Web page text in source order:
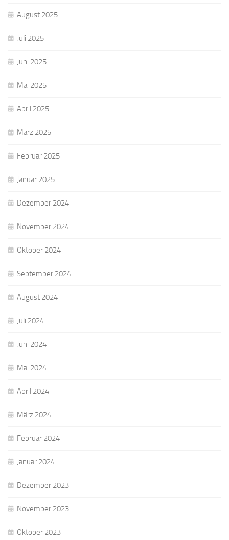
August 2025
Juli 2025
Juni 2025
Mai 2025
April 2025
März 2025
Februar 2025
Januar 2025
Dezember 2024
November 2024
Oktober 2024
September 2024
August 2024
Juli 2024
Juni 2024
Mai 2024
April 2024
März 2024
Februar 2024
Januar 2024
Dezember 2023
November 2023
Oktober 2023